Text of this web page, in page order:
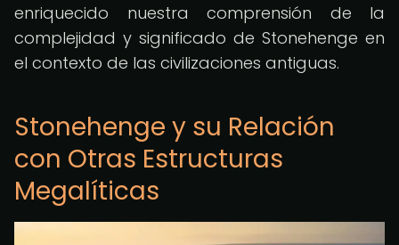
enriquecido nuestra comprensión de la
complejidad y significado de Stonehenge en
el contexto de las civilizaciones antiguas.
Stonehenge y su Relación
con Otras Estructuras
Megalíticas